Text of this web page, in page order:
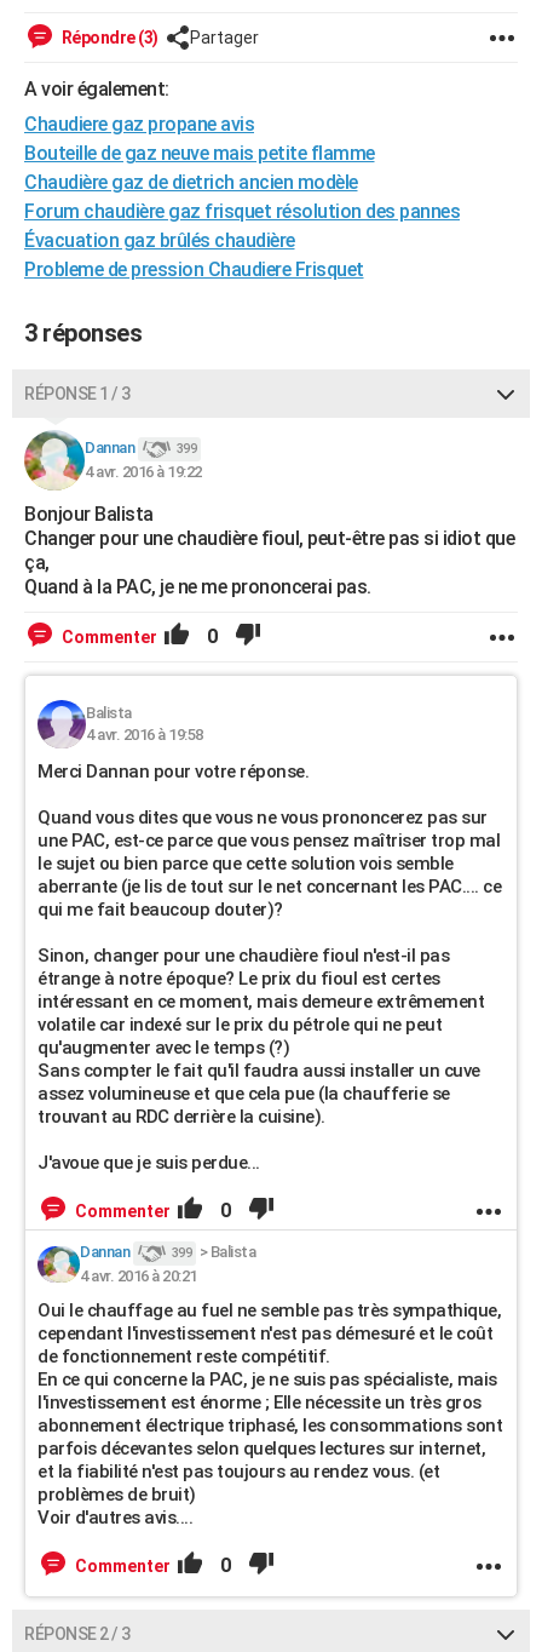
Répondre (3) Partager
A voir également:
Chaudiere gaz propane avis
Bouteille de gaz neuve mais petite flamme
Chaudière gaz de dietrich ancien modèle
Forum chaudière gaz frisquet résolution des pannes
Évacuation gaz brûlés chaudière
Probleme de pression Chaudiere Frisquet
3 réponses
RÉPONSE 1 / 3
Dannan 399
4 avr. 2016 à 19:22
Bonjour Balista
Changer pour une chaudière fioul, peut-être pas si idiot que
ça,
Quand à la PAC, je ne me prononcerai pas.
Commenter 0
Balista
4 avr. 2016 à 19:58
Merci Dannan pour votre réponse.
Quand vous dites que vous ne vous prononcerez pas sur
une PAC, est-ce parce que vous pensez maîtriser trop mal
le sujet ou bien parce que cette solution vois semble
aberrante (je lis de tout sur le net concernant les PAC.... ce
qui me fait beaucoup douter)?
Sinon, changer pour une chaudière fioul n'est-il pas
étrange à notre époque? Le prix du fioul est certes
intéressant en ce moment, mais demeure extrêmement
volatile car indexé sur le prix du pétrole qui ne peut
qu'augmenter avec le temps (?)
Sans compter le fait qu'il faudra aussi installer un cuve
assez volumineuse et que cela pue (la chaufferie se
trouvant au RDC derrière la cuisine).
J'avoue que je suis perdue...
Commenter 0
Dannan 399 > Balista
4 avr. 2016 à 20:21
Oui le chauffage au fuel ne semble pas très sympathique,
cependant l'investissement n'est pas démesuré et le coût
de fonctionnement reste compétitif.
En ce qui concerne la PAC, je ne suis pas spécialiste, mais
l'investissement est énorme ; Elle nécessite un très gros
abonnement électrique triphasé, les consommations sont
parfois décevantes selon quelques lectures sur internet,
et la fiabilité n'est pas toujours au rendez vous. (et
problèmes de bruit)
Voir d'autres avis....
Commenter 0
RÉPONSE 2 / 3